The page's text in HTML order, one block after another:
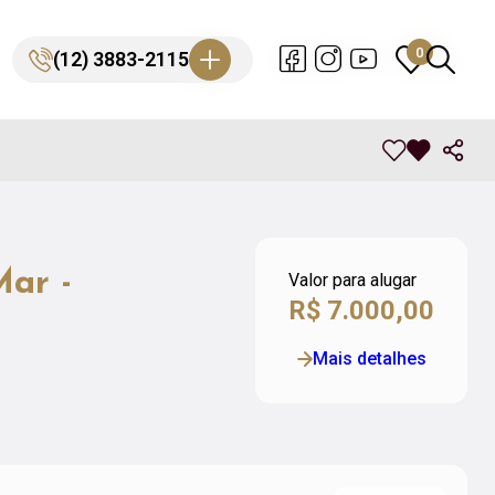
(12) 3883-2115 0
(12) 3883-2115 0
-
Valor para alugar
R$ 7.000,00
Mais detalhes